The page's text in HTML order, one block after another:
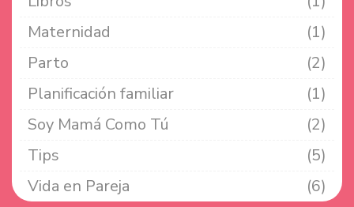
Maternidad
(1)
Parto
(2)
Planificación familiar
(1)
Soy Mamá Como Tú
(2)
Tips
(5)
Vida en Pareja
(6)